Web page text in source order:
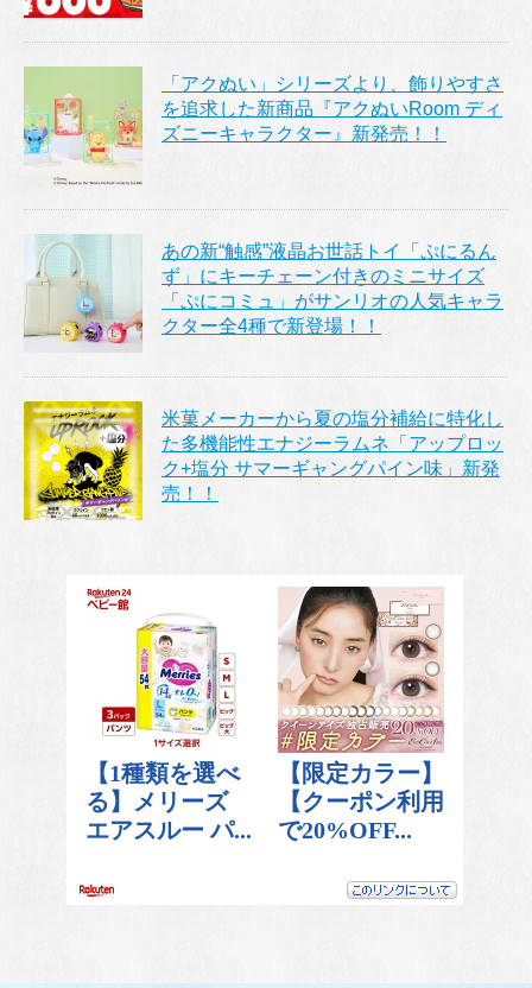
「アクぬい」シリーズより、飾りやすさ
を追求した新商品『アクぬいRoom ディ
ズニーキャラクター』新発売！！
あの新“触感”液晶お世話トイ「ぷにるん
ず」にキーチェーン付きのミニサイズ
「ぷにコミュ」がサンリオの人気キャラ
クター全4種で新登場！！
米菓メーカーから夏の塩分補給に特化し
た多機能性エナジーラムネ「アップロッ
ク+塩分 サマーギャングパイン味」新発
売！！